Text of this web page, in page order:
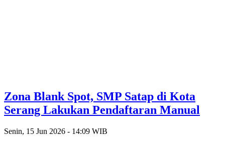
Zona Blank Spot, SMP Satap di Kota
Serang Lakukan Pendaftaran Manual
Senin, 15 Jun 2026 - 14:09 WIB